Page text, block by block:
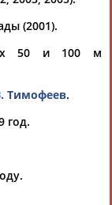
Загалав
(2001).
50 и 100 м
Тимофеев.
год.